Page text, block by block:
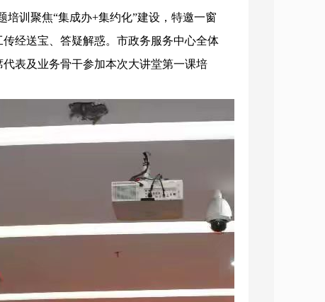
培训聚焦“集成办+集约化”建设，特邀一窗
经送宝、答疑解惑。市政务服务中心全体
表及业务骨干参加本次大讲堂第一课培